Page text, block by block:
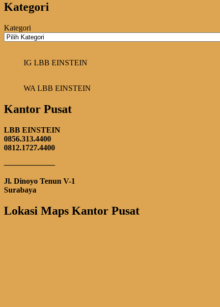
Kategori
Kategori
IG LBB EINSTEIN
WA LBB EINSTEIN
Kantor Pusat
LBB EINSTEIN
0856.313.4400
0812.1727.4400
——————–
Jl. Dinoyo Tenun V-1
Surabaya
Lokasi Maps Kantor Pusat